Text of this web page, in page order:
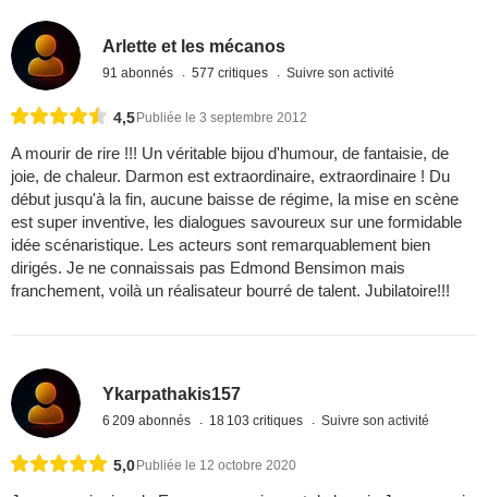
Arlette et les mécanos
91 abonnés 577 critiques Suivre son activité
4,5 Publiée le 3 septembre 2012
A mourir de rire !!! Un véritable bijou d'humour, de fantaisie, de
joie, de chaleur. Darmon est extraordinaire, extraordinaire ! Du
début jusqu'à la fin, aucune baisse de régime, la mise en scène
est super inventive, les dialogues savoureux sur une formidable
idée scénaristique. Les acteurs sont remarquablement bien
dirigés. Je ne connaissais pas Edmond Bensimon mais
franchement, voilà un réalisateur bourré de talent. Jubilatoire!!!
Ykarpathakis157
6 209 abonnés 18 103 critiques Suivre son activité
5,0 Publiée le 12 octobre 2020